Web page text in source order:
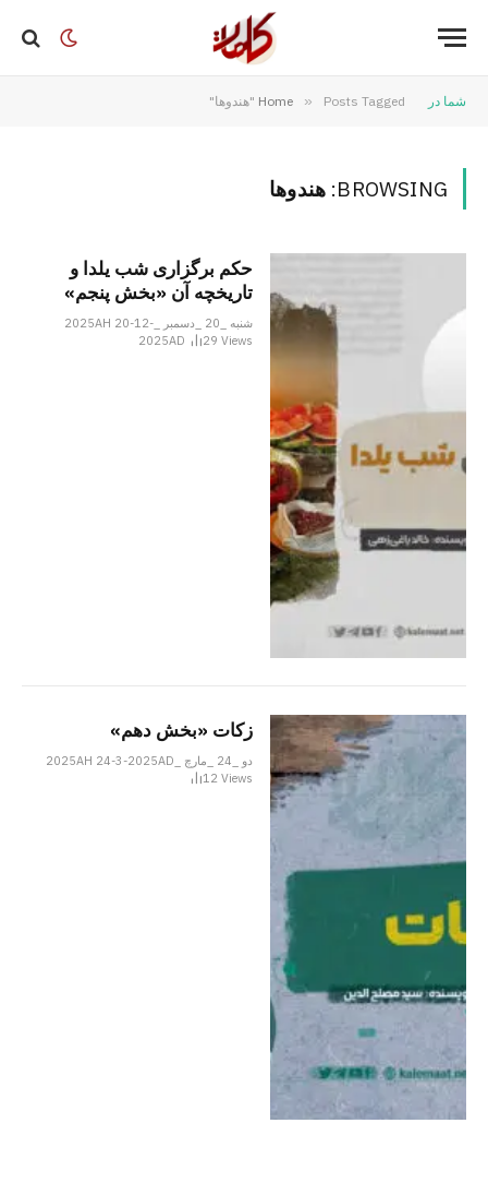
شما در Home » Posts Tagged "هندوها"
BROWSING: هندوها
حکم برگزاری شب یلدا و
تاریخچه آن «بخش پنجم»
شنبه _20 _دسمبر _2025AH 20-12-
2025AD
29Views
زکات «بخش دهم»
دو _24 _مارچ _2025AH 24-3-2025AD
12Views